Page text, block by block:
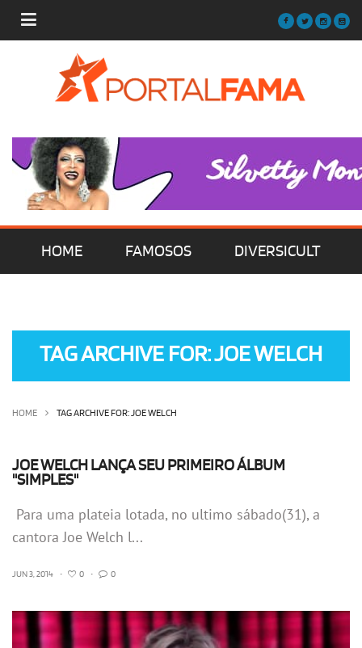
HOME FAMOSOS DIVERSICULT
OLHA ISSO! EU QUERO!
TAG ARCHIVE FOR: JOE WELCH
HOME TAG ARCHIVE FOR: JOE WELCH
JOE WELCH LANÇA SEU PRIMEIRO ÁLBUM
"SIMPLES"
Para uma plateia lotada, no ultimo sábado(31), a
cantora Joe Welch l...
JUN 3, 2014 • 0 • 0